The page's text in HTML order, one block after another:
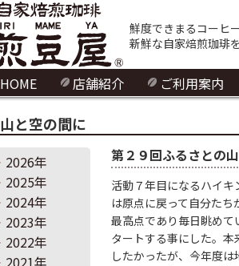
鮮度できまるコーヒ
新鮮な自家焙煎珈琲
HOME 店舗紹介 ご利用案内
山と空の間に
第２９回ふるさとの
活動７年目になるハイキ
は原点に戻って自分たち
最高点であり毎日眺めて
タートする事にした。本
したかったが、今年度
2026年
2025年
2024年
2023年
2022年
2021年